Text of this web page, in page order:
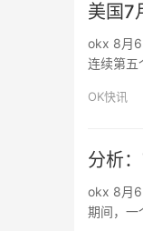
美国7
okx 8月6
连续第五
OK快讯
分析
okx 8月6
期间，一